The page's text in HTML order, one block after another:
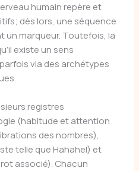
humain repère et
dès lors, une séquence
un marqueur. Toutefois, la
existe un sens
via des archétypes
registres
(habitude et attention
des nombres),
telle que Hahahel) et
associé). Chacun